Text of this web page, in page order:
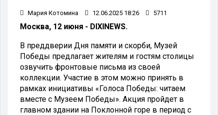
Мария Котомина 12.06.2025 18:26 5711
Москва, 12 июня - DIXINEWS.
В преддверии Дня памяти и скорби, Музей
Победы предлагает жителям и гостям столицы
озвучить фронтовые письма из своей
коллекции. Участие в этом можно принять в
рамках инициативы «Голоса Победы: читаем
вместе с Музеем Победы». Акция пройдет в
главном здании на Поклонной горе в период с